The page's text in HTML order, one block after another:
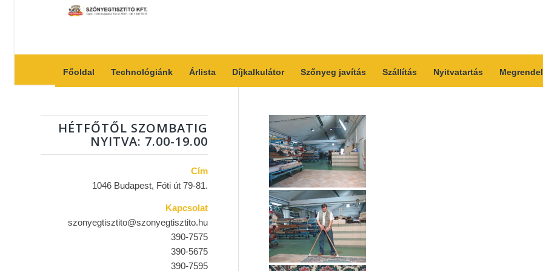
Főoldal Technológiánk Árlista Díjkalkulátor Szőnyeg javítás Szállítás Nyitvatartás
HÉTFŐTŐL SZOMBATIG
NYITVA: 7.00-19.00
Cím
1046 Budapest, Fóti út 79-81.
Kapcsolat
szonyegtisztito@szonyegtisztito.hu
390-7575
390-5675
390-7595